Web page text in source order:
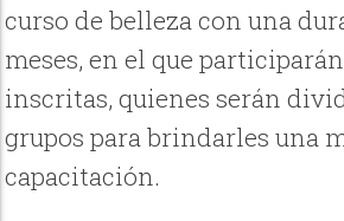
curso de belleza con una
meses, en el que
inscritas, quienes serán
grupos para brindarles una
capacitación.